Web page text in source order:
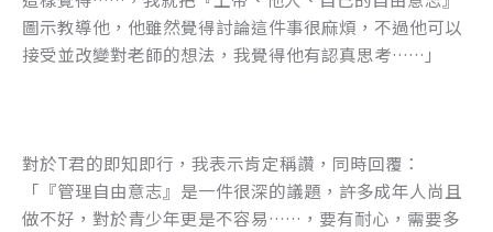
圖示教導他，他雖然覺得討論這件事很麻煩，不過他可以
接受並改變對老師的想法，我覺得他有認真思考……」
對於T君的即知即行，我表示肯定稱讚，同時回覆：
「『管理自由意志』是一件很深的議題，許多成年人尚且
做不好，對於青少年更是不容易……，要有耐心，需要多